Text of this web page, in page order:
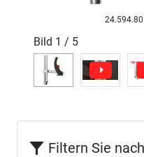
24.594.80
Bild 1 / 5
Filtern Sie